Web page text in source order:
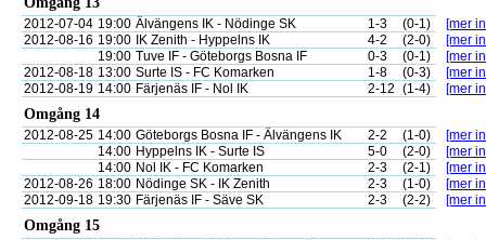
2012-07-04 19:00 Älvängens IK - Nödinge SK 1-3 (0-1)
[mer
2012-08-16 19:00 IK Zenith - Hyppelns IK 4-2 (2-0)
[mer
19:00 Tuve IF - Göteborgs Bosna IF 0-3 (0-1)
[mer
2012-08-18 13:00 Surte IS - FC Komarken 1-8 (0-3)
[mer
2012-08-19 14:00 Färjenäs IF - Nol IK 2-12 (1-4) [mer
Omgång 14
2012-08-25 14:00 Göteborgs Bosna IF - Älvängens IK 2-2 (1-0)
[mer
14:00 Hyppelns IK - Surte IS 5-0 (2-0)
[mer
14:00 Nol IK - FC Komarken 2-3 (2-1)
[mer
2012-08-26 18:00 Nödinge SK - IK Zenith 2-3 (1-0)
[mer
2012-09-18 19:30 Färjenäs IF - Säve SK 2-3 (2-2) [mer
Omgång 15